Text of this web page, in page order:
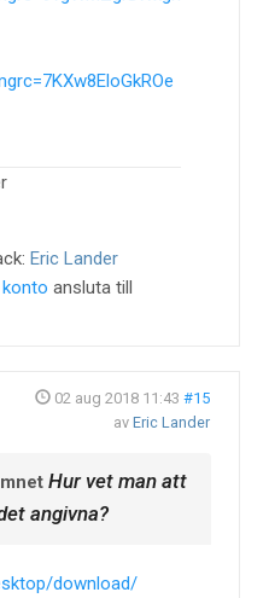
Eric Lander
ansluta till
02 aug 2018 11:43 #15
av Eric Lander
Hur vet man att
angivna?
download/